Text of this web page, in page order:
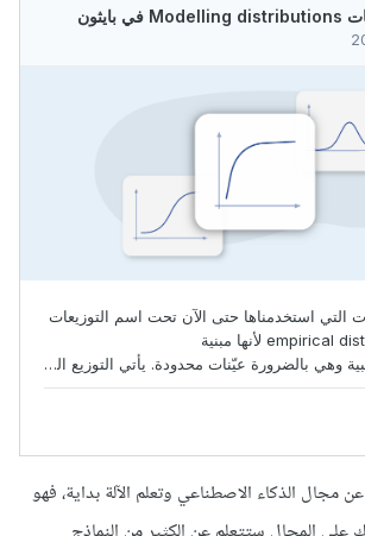
مجال الذكاء الاصطناعي وتعلم الآلة بداية، فهو